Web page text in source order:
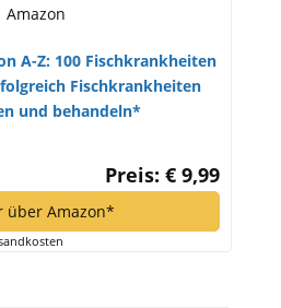
Amazon
A-Z: 100 Fischkrankheiten
Fischkrankheiten
und behandeln*
Preis: € 9,99
über Amazon*